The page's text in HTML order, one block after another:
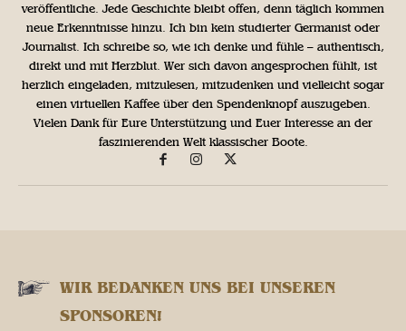
veröffentliche. Jede Geschichte bleibt offen, denn täglich kommen
neue Erkenntnisse hinzu. Ich bin kein studierter Germanist oder
Journalist. Ich schreibe so, wie ich denke und fühle – authentisch,
direkt und mit Herzblut. Wer sich davon angesprochen fühlt, ist
herzlich eingeladen, mitzulesen, mitzudenken und vielleicht sogar
einen virtuellen Kaffee über den Spendenknopf auszugeben.
Vielen Dank für Eure Unterstützung und Euer Interesse an der
faszinierenden Welt klassischer Boote.
WIR BEDANKEN UNS BEI UNSEREN
SPONSOREN!